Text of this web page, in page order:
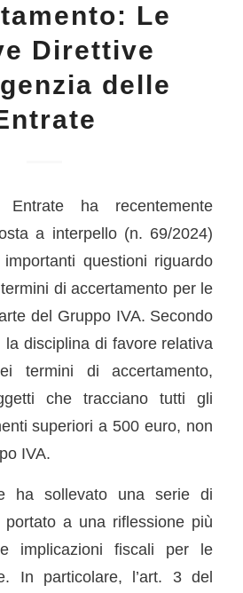
Le
Direttive
delle
Entrate ha recentemente
a interpello (n. 69/2024)
questioni riguardo
di accertamento per le
del Gruppo IVA. Secondo
la disciplina di favore relativa
termini di accertamento,
che tracciano tutti gli
superiori a 500 euro, non
IVA.
ha sollevato una serie di
a una riflessione più
implicazioni fiscali per le
In particolare, l’art. 3 del